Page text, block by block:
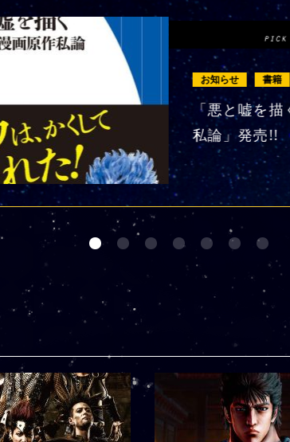
お知らせ 書籍
「悪と嘘を
私論」発売